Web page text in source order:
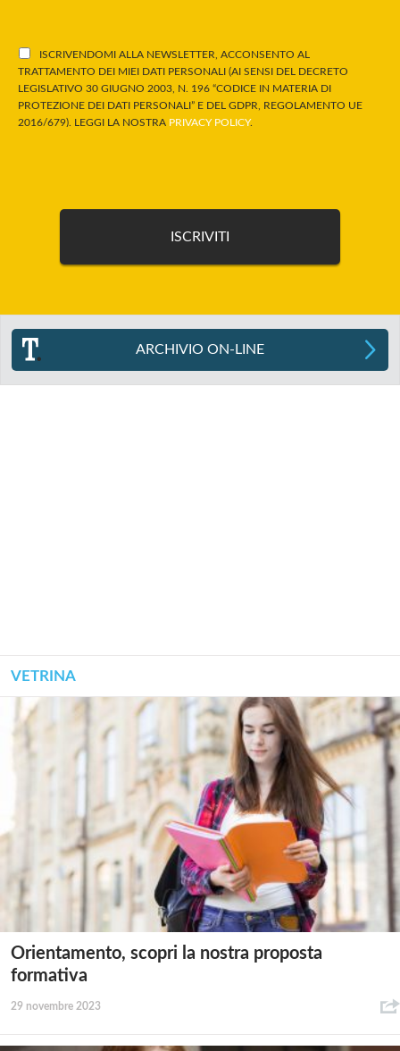
ISCRIVENDOMI ALLA NEWSLETTER, ACCONSENTO AL
TRATTAMENTO DEI MIEI DATI PERSONALI (AI SENSI DEL DECRETO
LEGISLATIVO 30 GIUGNO 2003, N. 196 “CODICE IN MATERIA DI
PROTEZIONE DEI DATI PERSONALI” E DEL GDPR, REGOLAMENTO UE
2016/679). LEGGI LA NOSTRA PRIVACY POLICY.
ARCHIVIO ON-LINE
VETRINA
Orientamento, scopri la nostra proposta
formativa
29 novembre 2023